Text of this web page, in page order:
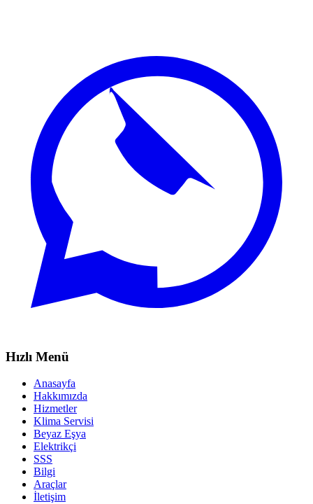
Hızlı Menü
Anasayfa
Hakkımızda
Hizmetler
Klima Servisi
Beyaz Eşya
Elektrikçi
SSS
Bilgi
Araçlar
İletişim